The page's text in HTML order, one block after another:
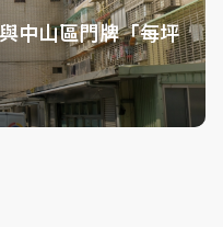
中山區門牌「每坪